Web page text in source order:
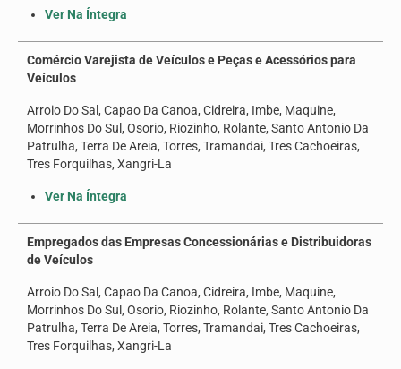
Ver Na Íntegra
Comércio Varejista de Veículos e Peças e Acessórios para
Veículos
Arroio Do Sal, Capao Da Canoa, Cidreira, Imbe, Maquine,
Morrinhos Do Sul, Osorio, Riozinho, Rolante, Santo Antonio Da
Patrulha, Terra De Areia, Torres, Tramandai, Tres Cachoeiras,
Tres Forquilhas, Xangri-La
Ver Na Íntegra
Empregados das Empresas Concessionárias e Distribuidoras
de Veículos
Arroio Do Sal, Capao Da Canoa, Cidreira, Imbe, Maquine,
Morrinhos Do Sul, Osorio, Riozinho, Rolante, Santo Antonio Da
Patrulha, Terra De Areia, Torres, Tramandai, Tres Cachoeiras,
Tres Forquilhas, Xangri-La